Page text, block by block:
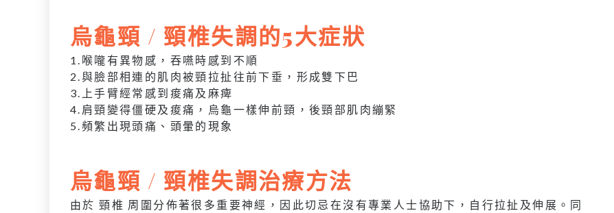
烏龜頸 / 頸椎失調的5大症狀
1.喉嚨有異物感，吞嚥時感到不順
2.與臉部相連的肌肉被頸拉扯往前下垂，形成雙下巴
3.上手臂經常感到痠痛及麻痺
4.肩頸變得僵硬及痠痛，烏龜一樣伸前頸，後頸部肌肉繃緊
5.頻繁出現頭痛、頭暈的現象
烏龜頸 / 頸椎失調治療方法
由於 頸椎 周圍分佈著很多重要神經，因此切忌在沒有專業人士協助下，自行拉扯及伸展。同